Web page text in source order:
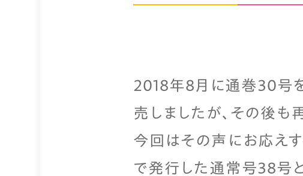
2018年8月に通巻30号
売しましたが、その後
今回はその声にお応えす
で発行した通常号38号